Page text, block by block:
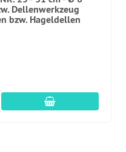
Dellenwerkzeug
bzw. Hageldellen
In den